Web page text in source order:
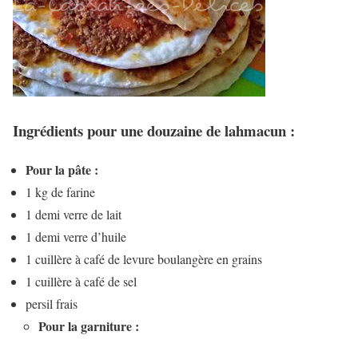
Ingrédients pour une douzaine de lahmacun :
Pour la pâte :
1 kg de farine
1 demi verre de lait
1 demi verre d’huile
1 cuillère à café de levure boulangère en grains
1 cuillère à café de sel
persil frais
Pour la garniture :